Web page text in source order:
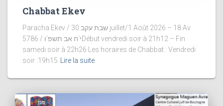
Chabbat Ekev
Paracha Ekev / שבת עקב 30 juillet/1 Août 2026 – 18 Av
5786 / י’ח אב תשפ’וDébut vendredi soir à 21h12 – Fin
samedi soir à 22h26 Les horaires de Chabbat : Vendredi
soir :19h15
Lire la suite